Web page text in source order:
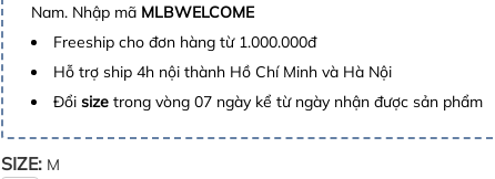
Nam. Nhập mã MLBWELCOME
Freeship cho đơn hàng từ 1.000.000đ
Hỗ trợ ship 4h nội thành Hồ Chí Minh và Hà Nội
Đổi size trong vòng 07 ngày kể từ ngày nhận được sản phẩm
SIZE: M